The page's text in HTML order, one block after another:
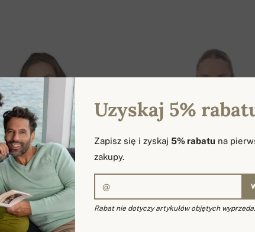
Uzyskaj 5%
Zapisz się i zyskaj 5% rabatu na
zakupy.
Rabat nie dotyczy artykułów objętych